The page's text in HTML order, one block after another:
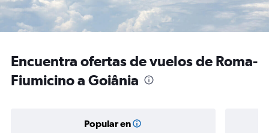
Encuentra ofertas de vuelos de Roma-
Fiumicino a Goiânia
Popular en